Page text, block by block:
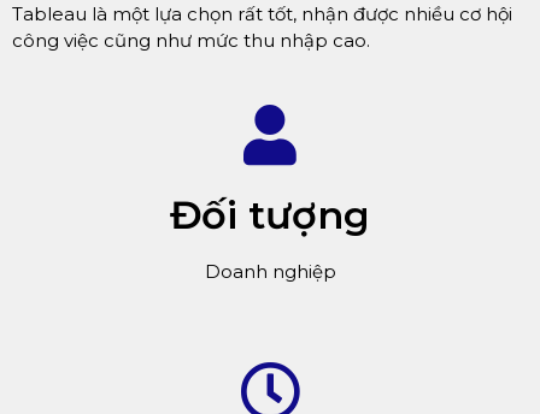
Tableau là một lựa chọn rất tốt, nhận được nhiều cơ hội
công việc cũng như mức thu nhập cao.
Đối tượng
Doanh nghiệp